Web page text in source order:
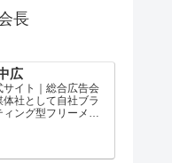
長
広
サイト｜総合広告会
社として自社ブラ
ィング型フリーメデ